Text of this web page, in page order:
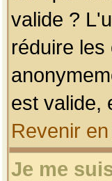
valide ?
réduire
est valide,
Revenir
Je me